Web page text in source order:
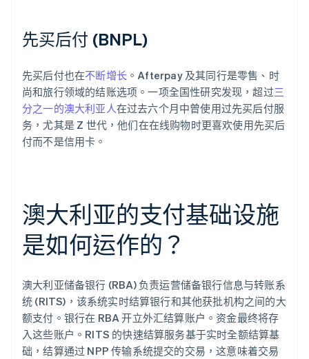
先买后付 (BNPL)
先买后付也在不断增长 。Afterpay 及其同行是零售、时
尚和旅行领域的结账选项。一项全国性研究发现，超过三
分之一的澳大利亚人在过去六个月中曾使用过先买后付服
务，尤其是 Z 世代，他们在在线购物时更喜欢使用先买后
付而不是信用卡。
澳大利亚的支付基础设施
是如何运作的？
澳大利亚储备银行 (RBA) 负责运营储备银行信息与转账系
统 (RITS)，该系统实时结算银行和其他获批机构之间的大
额支付。银行在 RBA 开立外汇结算账户。资金最终将存
入这些账户。RITS 的快速结算服务基于实时全额结算基
础，结算通过 NPP 传输系统提交的交易，这意味着交易